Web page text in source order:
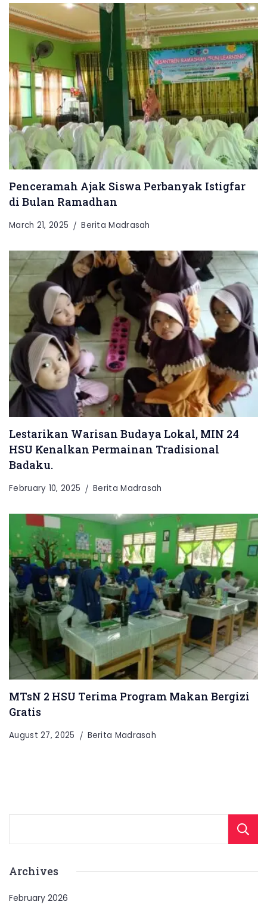
Penceramah Ajak Siswa Perbanyak Istigfar
di Bulan Ramadhan
March 21, 2025 Berita Madrasah
Lestarikan Warisan Budaya Lokal, MIN 24
HSU Kenalkan Permainan Tradisional
Badaku.
February 10, 2025 Berita Madrasah
MTsN 2 HSU Terima Program Makan Bergizi
Gratis
August 27, 2025 Berita Madrasah
Archives
February 2026